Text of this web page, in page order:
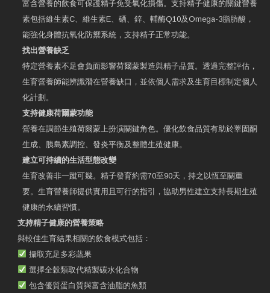
富含營養的飲食可保護精子免受氧化損傷。支持精子健康的關鍵營養
素包括維生素C、維生素E、硒、鋅、輔酶Q10及Omega-3脂肪酸，
能強化身體抗氧化防禦系統，支持精子正常功能。
找出營養缺乏
特定營養素不足會負面影響荷爾蒙製造與精子品質。透過完整評估，
生育營養師能辨識潛在營養缺口，並依個人需求及生育目標制定個人
化計劃。
支持健康荷爾蒙功能
營養在調節生殖荷爾蒙上扮演關鍵角色。優化飲食品質有助於睪固酮
生成、胰島素調控、發炎平衡及整體生殖健康。
建立可持續的生活型態改變
生育改善非一蹴可幾。精子發育約需70至90天，持之以恆至關重
要。生育營養師提供實用且可行的指引，協助男性建立支持長期生殖
健康的永續習慣。
支持精子健康的營養策略
與較佳生育結果相關的飲食模式包括：
攝取充足多彩蔬果
選擇全穀類取代精製碳水化合物
包含優質蛋白質與富含油脂的魚類